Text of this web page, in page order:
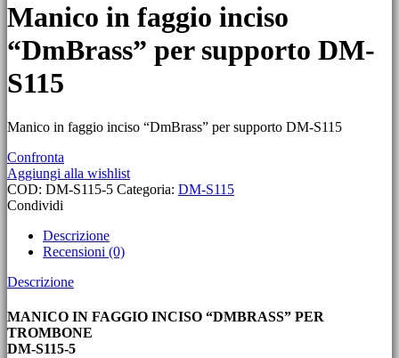
Manico in faggio inciso
“DmBrass” per supporto DM-
S115
Manico in faggio inciso “DmBrass” per supporto DM-S115
Confronta
Aggiungi alla wishlist
COD: DM-S115-5 Categoria: DM-S115
Condividi
Descrizione
Recensioni (0)
Descrizione
MANICO IN FAGGIO INCISO “DMBRASS” PER
TROMBONE
DM-S115-5